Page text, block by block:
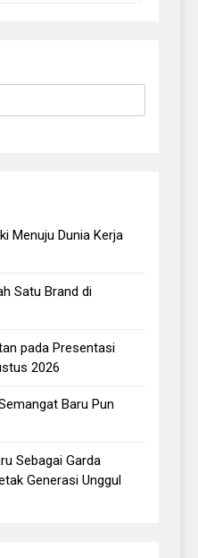
Menuju Dunia Kerja
Satu Brand di
pada Presentasi
2026
Baru Pun
Sebagai Garda
Generasi Unggul